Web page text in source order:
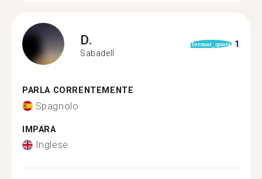
D.
Sabadell
format_quote 1
PARLA CORRENTEMENTE
Spagnolo
IMPARA
Inglese